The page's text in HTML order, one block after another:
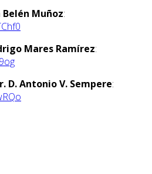
Muñoz:
Mares Ramírez:
D. Antonio V. Sempere: